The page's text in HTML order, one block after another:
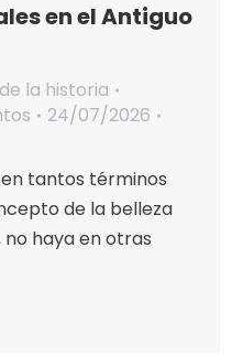
en el Antiguo
la historia
24/07/2026
tantos términos
de la belleza
haya en otras